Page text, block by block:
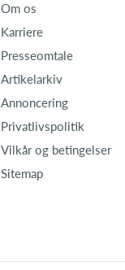
Om os
Karriere
Presseomtale
Artikelarkiv
Annoncering
Privatlivspolitik
Vilkår og betingelser
Sitemap